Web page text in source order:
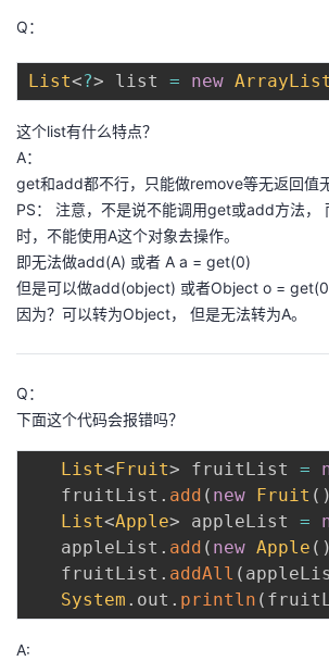
Q：
List<?> list = new ArrayList
这个list有什么特点？
A：
get和add都不行，只能做remove等无返回值
PS： 注意，不是说不能调用get或add方法，
时，不能使用A这个对象去操作。
即无法做add(A) 或者 A a = get(0)
但是可以做add(object) 或者Object o =
因为？可以转为Object， 但是无法转为A。
Q：
下面这个代码会报错吗？
List< Fruit> fruitList =
   fruitList
. add ( new Fruit ( )
List<Apple> appleList =
   appleList
. add ( new Apple ( )
   fruitList
. addAll (
System . out . println (
A: